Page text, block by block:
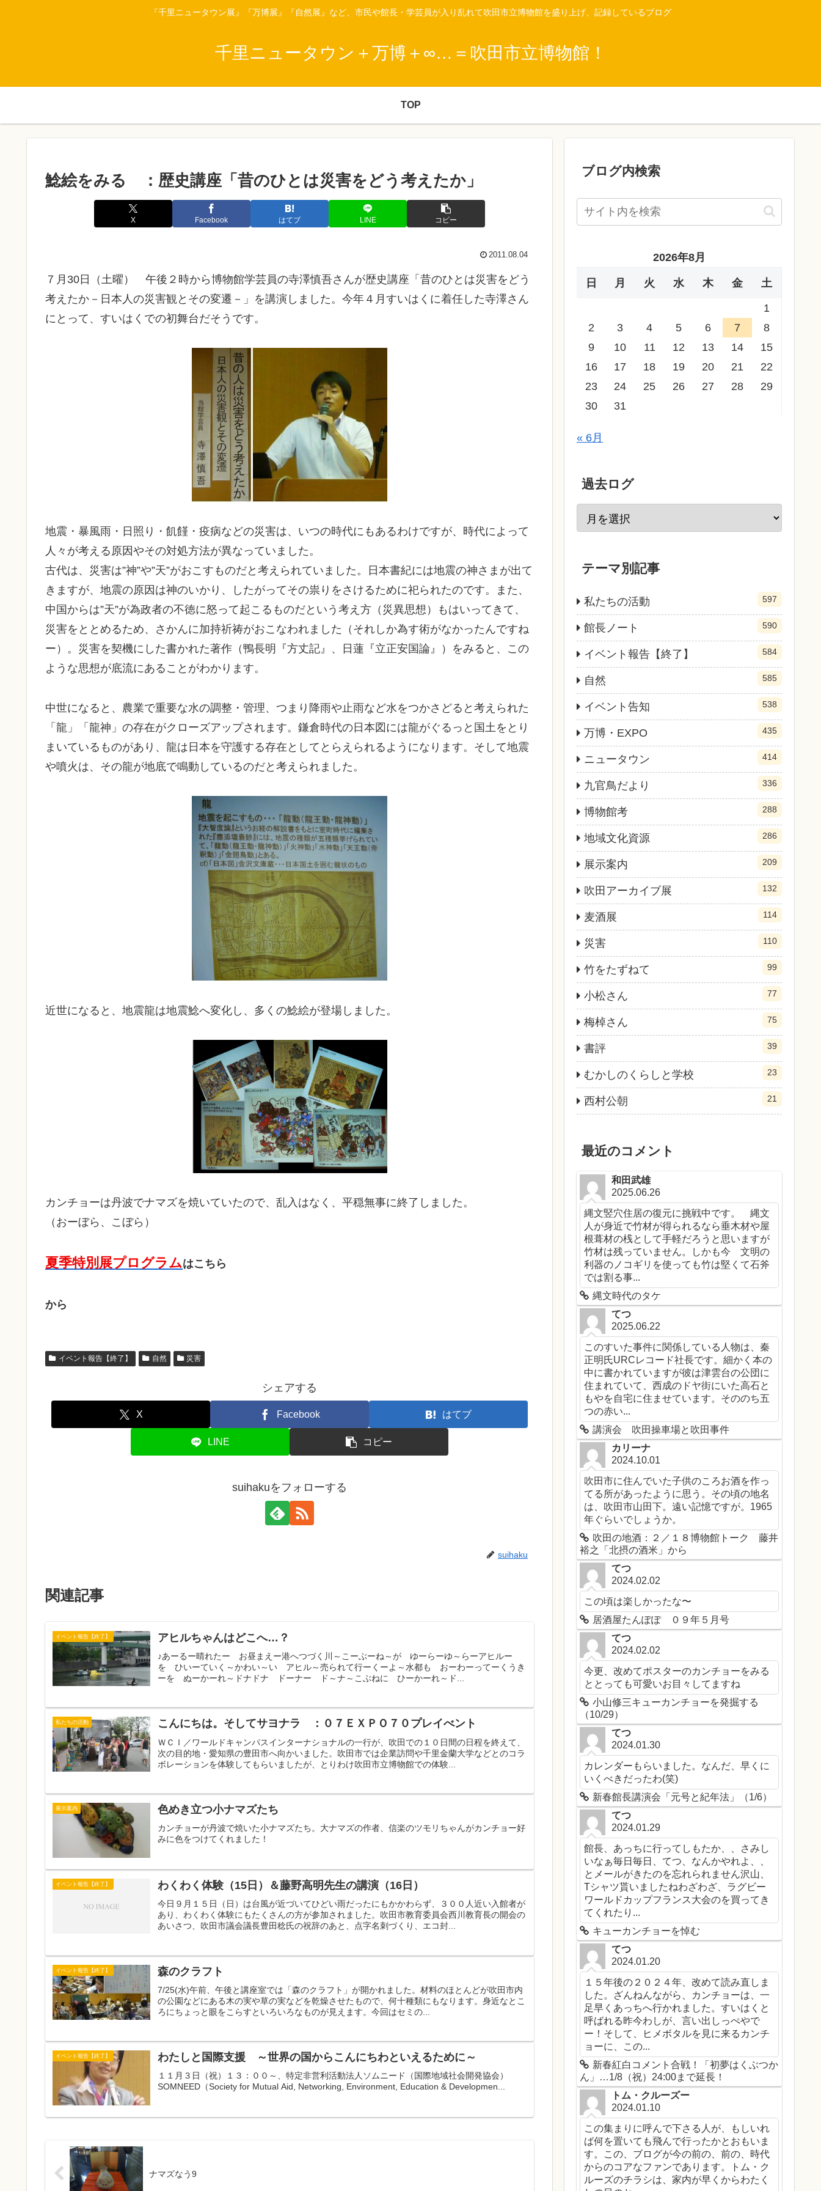
『千里ニュータウン展』『万博展』『自然展』など、市民や館長・学芸員が入り乱れて吹田市立博物館を盛り上げ、記録しているブログ
千里ニュータウン＋万博＋∞…＝吹田市立博物館！
TOP
鯰絵をみる ：歴史講座「昔のひとは災害をどう考えたか」
X Facebook はてブ LINE コピー
2011.08.04
７月30日（土曜） 午後２時から博物館学芸員の寺澤慎吾さんが歴史講座「昔のひとは災害をどう
考えたか－日本人の災害観とその変遷－」を講演しました。今年４月すいはくに着任した寺澤さん
にとって、すいはくでの初舞台だそうです。
地震・暴風雨・日照り・飢饉・疫病などの災害は、いつの時代にもあるわけですが、時代によって
人々が考える原因やその対処方法が異なっていました。
古代は、災害は”神”や”天”がおこすものだと考えられていました。日本書紀には地震の神さまが出て
きますが、地震の原因は神のいかり、したがってその祟りをさけるために祀られたのです。また、
中国からは”天”が為政者の不徳に怒って起こるものだという考え方（災異思想）もはいってきて、
災害をととめるため、さかんに加持祈祷がおこなわれました（それしか為す術がなかったんですね
ー）。災害を契機にした書かれた著作（鴨長明『方丈記』、日蓮『立正安国論』）をみると、この
ような思想が底流にあることがわかります。
中世になると、農業で重要な水の調整・管理、つまり降雨や止雨など水をつかさどると考えられた
「龍」「龍神」の存在がクローズアップされます。鎌倉時代の日本図には龍がぐるっと国土をとり
まいているものがあり、龍は日本を守護する存在としてとらえられるようになります。そして地震
や噴火は、その龍が地底で鳴動しているのだと考えられました。
近世になると、地震龍は地震鯰へ変化し、多くの鯰絵が登場しました。
カンチョーは丹波でナマズを焼いていたので、乱入はなく、平穏無事に終了しました。
（おーぼら、こぼら）
夏季特別展プログラムはこちら
から
イベント報告【終了】 自然 災害
シェアする
X Facebook はてブ
LINE コピー
suihakuをフォローする
suihaku
関連記事
イベント報告【終了】 アヒルちゃんはどこへ…？
♪あーるー晴れたー お昼まえー港へつづく川～こーぶーね～が ゆーらーゆ～らーアヒルー
を ひいーていく～かわい～い アヒル～売られて行ーくーよ～水都も おーわーってーくうき
ーを ぬーかーれ～ドナドナ ドーナー ド～ナ～こぶねに ひーかーれ～ド...
私たちの活動 こんにちは。そしてサヨナラ ：０７ＥＸＰＯ７０プレイべント
ＷＣＩ／ワールドキャンパスインターナショナルの一行が、吹田での１０日間の日程を終えて、
次の目的地・愛知県の豊田市へ向かいました。吹田市では企業訪問や千里金蘭大学などとのコラ
ボレーションを体験してもらいましたが、とりわけ吹田市立博物館での体験...
展示案内 色めき立つ小ナマズたち
カンチョーが丹波で焼いた小ナマズたち。大ナマズの作者、信楽のツモリちゃんがカンチョー好
みに色をつけてくれました！
イベント報告【終了】 わくわく体験（15日）＆藤野高明先生の講演（16日）
今日９月１５日（日）は台風が近づいてひどい雨だったにもかかわらず、３００人近い入館者が
あり、わくわく体験にもたくさんの方が参加されました。吹田市教育委員会西川教育長の開会の
あいさつ、吹田市議会議長豊田稔氏の祝辞のあと、点字名刺づくり、エコ封...
イベント報告【終了】 森のクラフト
7/25(水)午前、午後と講座室では「森のクラフト」が開かれました。材料のほとんどが吹田市内
の公園などにある木の実や草の実などを乾燥させたもので、何十種類にもなります。身近なとこ
ろにちょっと眼をこらすといろいろなものが見えます。今回はセミの...
イベント報告【終了】 わたしと国際支援 ～世界の国からこんにちわといえるために～
１１月３日（祝）１３：００～、特定非営利活動法人ソムニード（国際地域社会開発協会）
SOMNEED（Society for Mutual Aid, Networking, Environment, Education & Developmen...
ナマズなう9
ブログ内検索
2026年8月
日 月 火 水 木 金 土
1
2
3 4 5 6 7
8
9
10 11 12 13 14
15
16
17 18 19 20 21
22
23
24 25 26 27 28
29
30
31
« 6月
過去ログ
テーマ別記事
私たちの活動 597
館長ノート 590
イベント報告【終了】 584
自然 585
イベント告知 538
万博・EXPO 435
ニュータウン 414
九官鳥だより 336
博物館考 288
地域文化資源 286
展示案内 209
吹田アーカイブ展 132
麦酒展 114
災害 110
竹をたずねて 99
小松さん 77
梅棹さん 75
書評 39
むかしのくらしと学校 23
西村公朝 21
最近のコメント
和田武雄
2025.06.26
縄文竪穴住居の復元に挑戦中です。 縄文
人が身近で竹材が得られるなら垂木材や屋
根葺材の桟として手軽だろうと思いますが
竹材は残っていません。しかも今 文明の
利器のノコギリを使っても竹は堅くて石斧
では割る事...
縄文時代のタケ
てつ
2025.06.22
このすいた事件に関係している人物は、秦
正明氏URCレコード社長です。細かく本の
中に書かれていますが彼は津雲台の公団に
住まれていて、西成のドヤ街にいた高石と
もやを自宅に住ませています。そののち五
つの赤い...
講演会 吹田操車場と吹田事件
カリーナ
2024.10.01
吹田市に住んでいた子供のころお酒を作っ
てる所があったように思う。その頃の地名
は、吹田市山田下。遠い記憶ですが。1965
年ぐらいでしょうか。
吹田の地酒：２／１８博物館トーク 藤井
裕之「北摂の酒米」から
てつ
2024.02.02
この頃は楽しかったな〜
居酒屋たんぽぽ ０９年５月号
てつ
2024.02.02
今更、改めてポスターのカンチョーをみる
ととっても可愛いお目々してますね
小山修三キューカンチョーを発掘する
（10/29）
てつ
2024.01.30
カレンダーもらいました。なんだ、早くに
いくべきだったわ(笑)
新春館長講演会「元号と紀年法」（1/6）
てつ
2024.01.29
館長、あっちに行ってしもたか、、さみし
いなぁ毎日毎日、てつ、なんかやれよ、、
とメールがきたのを忘れられません沢山、
Tシャツ貰いましたねわざわざ、ラグビー
ワールドカップフランス大会のを買ってき
てくれたり...
キューカンチョーを悼む
てつ
2024.01.20
１５年後の２０２４年、改めて読み直しま
した。ざんねんながら、カンチョーは、一
足早くあっちへ行かれました。すいはくと
呼ばれる昨今わしが、言い出しっぺやで
ー！そして、ヒメボタルを見に来るカンチ
ョーに、この...
新春紅白コメント合戦！「初夢はくぶつか
ん」…1/8（祝）24:00まで延長！
トム・クルーズー
2024.01.10
この集まりに呼んで下さる人が、もしいれ
ば何を置いても飛んで行ったかとおもいま
す。この、ブログが今の前の、前の、時代
からのコアなファンであります。トム・ク
ルーズのチラシは、家内が早くからわたく